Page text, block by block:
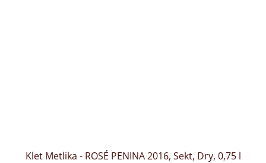
Klet Metlika - ROSÉ PENINA 2016, Sekt, Dry, 0,75 l